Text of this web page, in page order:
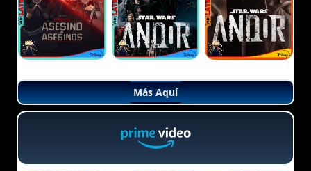
Más Aquí